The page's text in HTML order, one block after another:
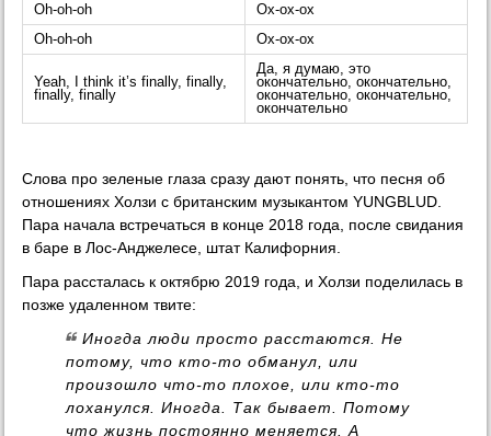
Oh-oh-oh
Ох-ох-ох
Oh-oh-oh
Ох-ох-ох
Yeah, I think it’s finally, finally,
finally, finally
Да, я думаю, это
окончательно, окончательно,
окончательно, окончательно,
окончательно
Слова про зеленые глаза сразу дают понять, что песня об
отношениях Холзи с британским музыкантом YUNGBLUD.
Пара начала встречаться в конце 2018 года, после свидания
в баре в Лос-Анджелесе, штат Калифорния.
Пара рассталась к октябрю 2019 года, и Холзи поделилась в
позже удаленном твите:
Иногда люди просто расстаются. Не
потому, что кто-то обманул, или
произошло что-то плохое, или кто-то
лоханулся. Иногда. Так бывает. Потому
что жизнь постоянно меняется. А